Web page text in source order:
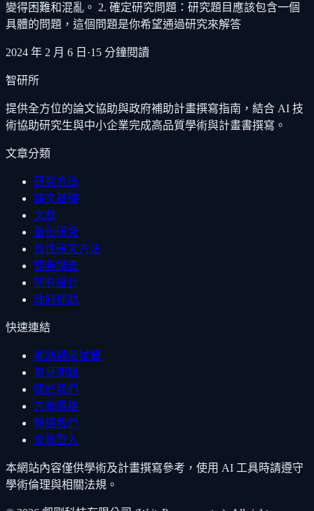
變得困難和混亂。 2. 確定研究問題：研究題目應該包含一個
具體的問題，這個問題是你希望通過研究來解答
2024 年 2 月 6 日 ·15 分鐘閱讀
智研所
提供全方位的論文協助與政府補助計畫撰寫指南，結合 AI 技
術協助研究生與中小企業完成高品質學術與計畫書撰寫。
文章分類
研究方法
論文基礎
文獻
量化研究
質性研究方法
問卷調查
問卷設計
政府補助
快速連結
補助額度試算
常見問題
關於我們
方案價格
聯絡我們
會員登入
本網站內容僅供學術及計畫撰寫參考，使用 AI 工具時請遵守
學術倫理與相關法規。